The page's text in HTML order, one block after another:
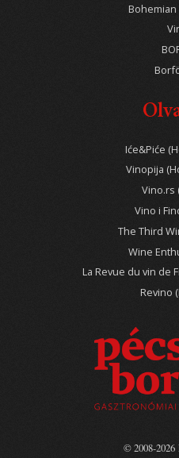
Iće&Piće
Vinopija
Vino.rs
Vino i
The Third
Wine
La Revue du vin de
Revino
© 2008-2026